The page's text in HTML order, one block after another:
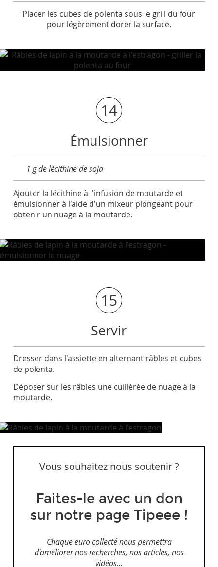
Placer les cubes de polenta sous le grill du four
pour légèrement dorer la surface.
14
Émulsionner
1 g de lécithine de soja
Ajouter la lécithine à l'infusion de moutarde et
émulsionner à l'aide d'un mixeur plongeant pour
obtenir un nuage à la moutarde.
15
Servir
Dresser dans l'assiette en alternant râbles et cubes
de polenta.
Déposer sur les râbles une cuillérée de nuage à la
moutarde.
Vous souhaitez nous soutenir ?
Faites-le avec un don
sur notre page Tipeee !
Chaque euro collecté nous permettra
d'améliorer nos recherches, nos articles, nos
vidéos...